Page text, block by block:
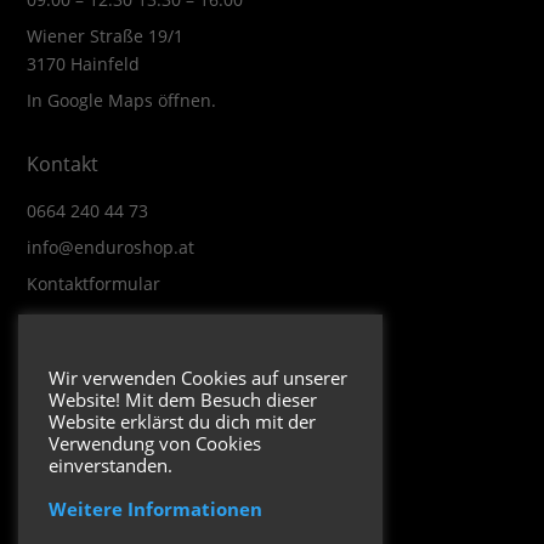
Wiener Straße 19/1
3170 Hainfeld
In Google Maps öffnen.
Kontakt
0664 240 44 73
info@enduroshop.at
Kontaktformular
Impressum
Datenschutzerklärung
Folge uns
Wir verwenden Cookies auf unserer
Website! Mit dem Besuch dieser
Website erklärst du dich mit der
Verwendung von Cookies
einverstanden.
Weitere Informationen